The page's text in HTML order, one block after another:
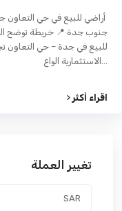
أراضي للبيع في حي التعاون
جنوب جدة 📍 خريطة توضح
للبيع في جدة – حي التعاون
الاستثمارية الواع ...
اقراء أكثر
تغيير العملة
SAR